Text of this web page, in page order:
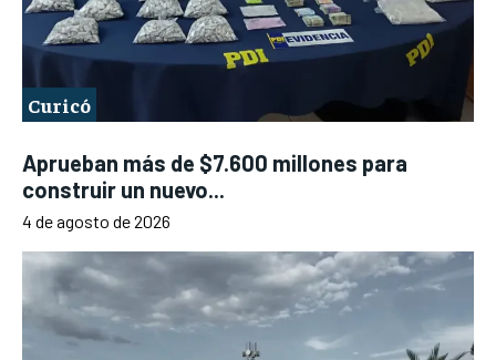
Curicó
Aprueban más de $7.600 millones para
construir un nuevo...
4 de agosto de 2026